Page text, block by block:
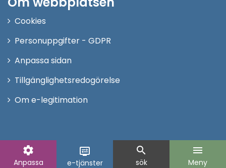
settings
Anpassa
display_settings
e-tjänster
search
sök
menu
Meny
Cookies
Personuppgifter - GDPR
Anpassa sidan
Tillgänglighetsredogörelse
Om e-legitimation